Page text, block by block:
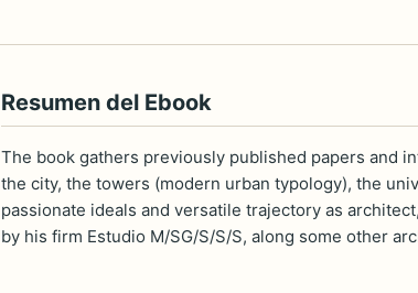
Resumen del Ebook
The book gathers previously published papers and
the city, the towers (modern urban typology), the
passionate ideals and versatile trajectory as
by his firm Estudio M/SG/S/S/S, along some other